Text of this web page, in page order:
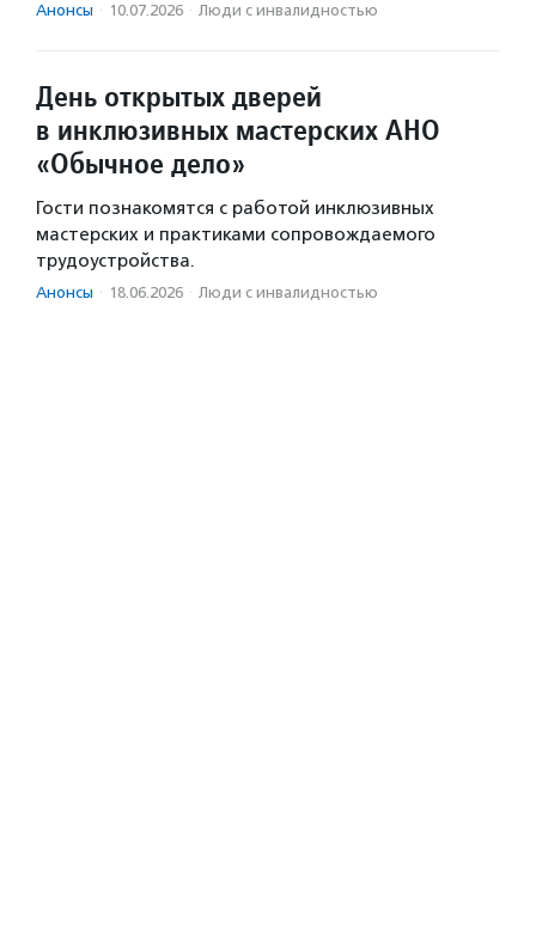
Анонсы · 10.07.2026 · Люди с инвалидностью
День открытых дверей
в инклюзивных мастерских АНО
«Обычное дело»
Гости познакомятся с работой инклюзивных
мастерских и практиками сопровождаемого
трудоустройства.
Анонсы · 18.06.2026 · Люди с инвалидностью